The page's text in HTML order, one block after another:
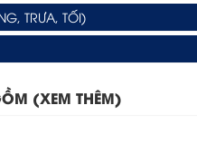
TRƯA, TỐI)
(XEM THÊM)